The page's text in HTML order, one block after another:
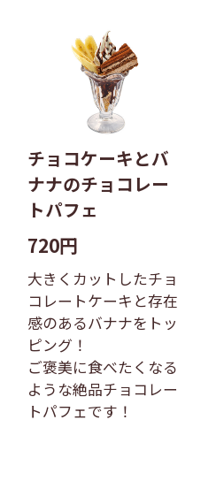
チョコケーキとバ
ナナのチョコレー
トパフェ
720円
大きくカットしたチョ
コレートケーキと存在
感のあるバナナをトッ
ピング！
ご褒美に食べたくなる
ような絶品チョコレー
トパフェです！